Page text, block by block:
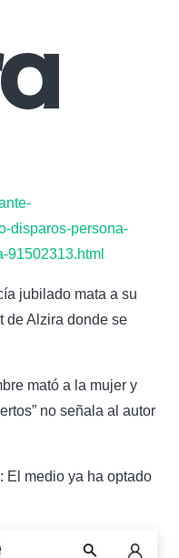
disparos-persona-
91502313.html
jubilado mata a su
de Alzira donde se
mató a la mujer y
no señala al autor
: El medio ya ha optado